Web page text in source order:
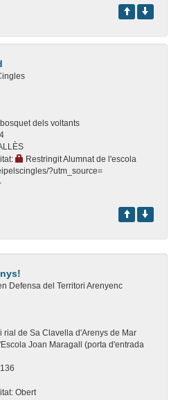
dels voltants
Restringit Alumnat de l'escola
?utm_source=
Defensa del Territori Arenyenc
rial de Sa Clavella d'Arenys de Mar
Joan Maragall (porta d'entrada
Obert